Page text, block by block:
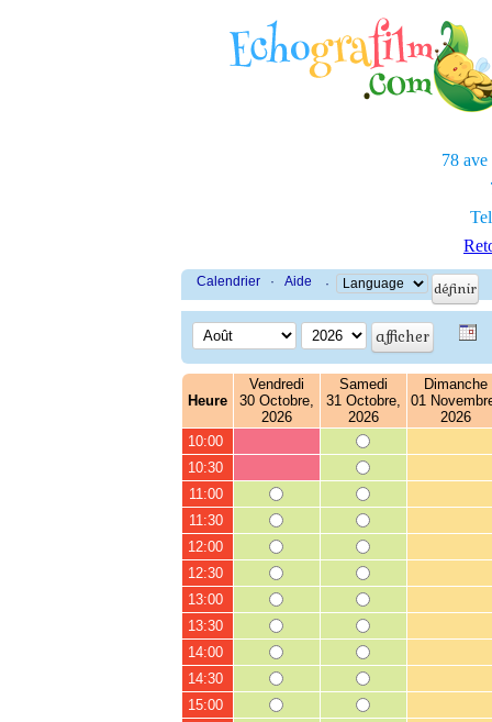
78 ave
Calendrier · Aide ·
Heure
Vendredi
30 Octobre,
2026
Samedi
31 Octobre,
2026
Dimanche
01
2026
10:00
10:30
11:00
11:30
12:00
12:30
13:00
13:30
14:00
14:30
15:00